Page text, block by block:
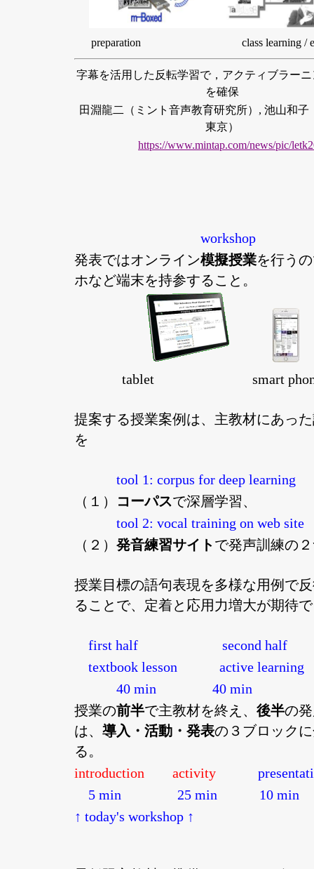
preparation class learning / e-
字幕を活用した反転学習で，アクティブラー
を確保
田淵龍二（ミント音声教育研究所）, 池山和子
東京）
https://www.mintap.com/news/pic/
workshop
発表ではオンライン模擬授業を行う
ホなど端末を持参すること。
tablet smart
提案する授業案例は、主教材にあっ
を
tool 1: corpus for deep learning
（１）
コーパスで深層学習、
tool 2: vocal training on web site
（２） 発音練習サイトで発声訓練の
授業目標の語句表現を多様な用例で
ることで、定着と応用力増大が期待
first half
second half
textbook lesson
active learning
40 min
40 min
授業の前半で主教材を終え、 後半の
は、 導入・活動・発表の３ブロック
る。
introduction activity
5 min
25 min
10 min
↑ today's workshop ↑